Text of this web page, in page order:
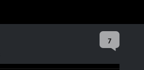
7